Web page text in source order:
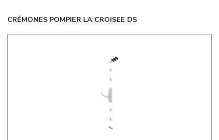
CRÉMONES POMPIER LA CROISEE DS